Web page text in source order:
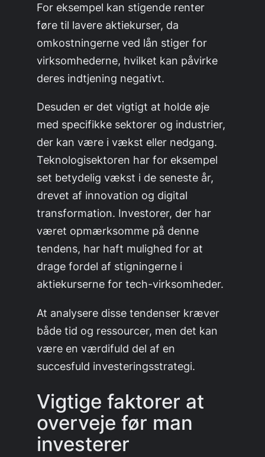
For eksempel kan stigende renter
føre til lavere aktiekurser, da
omkostningerne ved lån stiger for
virksomhederne, hvilket kan påvirke
deres indtjening negativt.
Desuden er det vigtigt at holde øje
med specifikke sektorer og industrier,
der kan være i vækst eller nedgang.
Teknologisektoren har for eksempel
set betydelig vækst i de seneste år,
drevet af innovation og digital
transformation. Investorer, der har
været opmærksomme på denne
tendens, har haft mulighed for at
drage fordel af stigningerne i
aktiekurserne for tech-virksomheder.
At analysere disse tendenser kræver
både tid og ressourcer, men det kan
være en værdifuld del af en
succesfuld investeringsstrategi.
Vigtige faktorer at
overveje før man
investerer